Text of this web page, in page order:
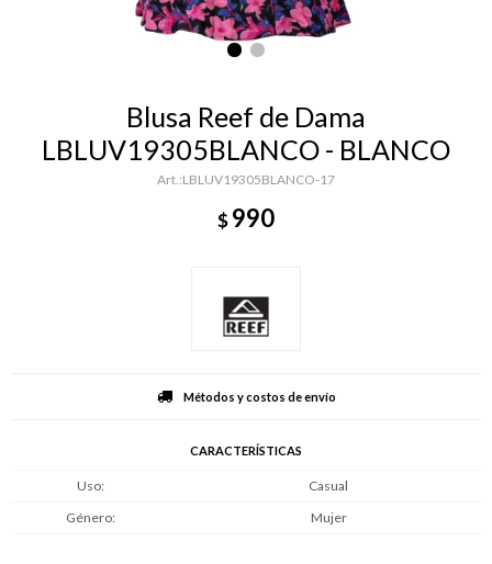
Blusa Reef de Dama
LBLUV19305BLANCO - BLANCO
LBLUV19305BLANCO-17
$990
Métodos y costos de envío
CARACTERÍSTICAS
Uso
Casual
Género
Mujer